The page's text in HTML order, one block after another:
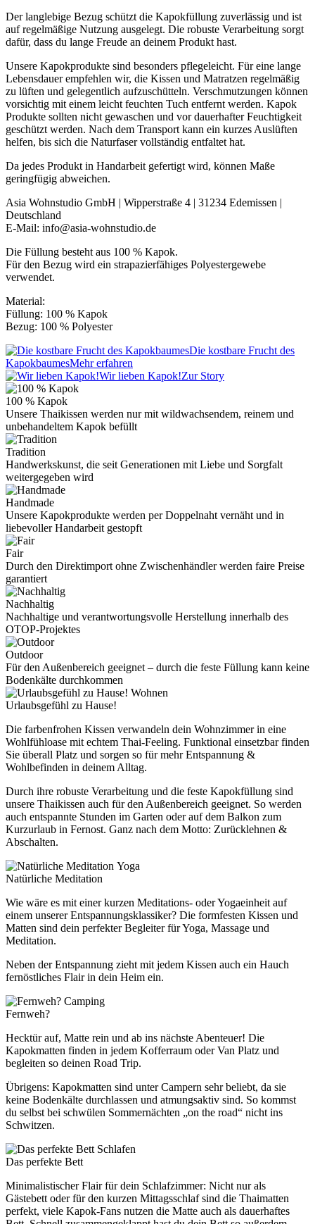
Der langlebige Bezug schützt die Kapokfüllung zuverlässig und ist
auf regelmäßige Nutzung ausgelegt. Die robuste Verarbeitung sorgt
dafür, dass du lange Freude an deinem Produkt hast.
Unsere Kapokprodukte sind besonders pflegeleicht. Für eine lange
Lebensdauer empfehlen wir, die Kissen und Matratzen regelmäßig
zu lüften und gelegentlich aufzuschütteln. Verschmutzungen können
vorsichtig mit einem leicht feuchten Tuch entfernt werden. Kapok
Produkte sollten nicht gewaschen und vor dauerhafter Feuchtigkeit
geschützt werden. Nach dem Transport kann ein kurzes Auslüften
helfen, bis sich die Naturfaser vollständig entfaltet hat.
Da jedes Produkt in Handarbeit gefertigt wird, können Maße
geringfügig abweichen.
Asia Wohnstudio GmbH | Wipperstraße 4 | 31234 Edemissen |
Deutschland
E-Mail: info@asia-wohnstudio.de
Die Füllung besteht aus 100 % Kapok.
Für den Bezug wird ein strapazierfähiges Polyestergewebe
verwendet.
Material:
Füllung: 100 % Kapok
Bezug: 100 % Polyester
Die kostbare Frucht des
KapokbaumesMehr erfahren
Wir lieben Kapok!Zur Story
100 % Kapok
Unsere Thaikissen werden nur mit wildwachsendem, reinem und
unbehandeltem Kapok befüllt
Tradition
Handwerkskunst, die seit Generationen mit Liebe und Sorgfalt
weitergegeben wird
Handmade
Unsere Kapokprodukte werden per Doppelnaht vernäht und in
liebevoller Handarbeit gestopft
Fair
Durch den Direktimport ohne Zwischenhändler werden faire Preise
garantiert
Nachhaltig
Nachhaltige und verantwortungsvolle Herstellung innerhalb des
OTOP-Projektes
Outdoor
Für den Außenbereich geeignet – durch die feste Füllung kann keine
Bodenkälte durchkommen
Wohnen
Urlaubsgefühl zu Hause!
Die farbenfrohen Kissen verwandeln dein Wohnzimmer in eine
Wohlfühloase mit echtem Thai-Feeling. Funktional einsetzbar finden
Sie überall Platz und sorgen so für mehr Entspannung &
Wohlbefinden in deinem Alltag.
Durch ihre robuste Verarbeitung und die feste Kapokfüllung sind
unsere Thaikissen auch für den Außenbereich geeignet. So werden
auch entspannte Stunden im Garten oder auf dem Balkon zum
Kurzurlaub in Fernost. Ganz nach dem Motto: Zurücklehnen &
Abschalten.
Yoga
Natürliche Meditation
Wie wäre es mit einer kurzen Meditations- oder Yogaeinheit auf
einem unserer Entspannungsklassiker? Die formfesten Kissen und
Matten sind dein perfekter Begleiter für Yoga, Massage und
Meditation.
Neben der Entspannung zieht mit jedem Kissen auch ein Hauch
fernöstliches Flair in dein Heim ein.
Camping
Fernweh?
Hecktür auf, Matte rein und ab ins nächste Abenteuer! Die
Kapokmatten finden in jedem Kofferraum oder Van Platz und
begleiten so deinen Road Trip.
Übrigens: Kapokmatten sind unter Campern sehr beliebt, da sie
keine Bodenkälte durchlassen und atmungsaktiv sind. So kommst
du selbst bei schwülen Sommernächten „on the road“ nicht ins
Schwitzen.
Schlafen
Das perfekte Bett
Minimalistischer Flair für dein Schlafzimmer: Nicht nur als
Gästebett oder für den kurzen Mittagsschlaf sind die Thaimatten
perfekt, viele Kapok-Fans nutzen die Matte auch als dauerhaftes